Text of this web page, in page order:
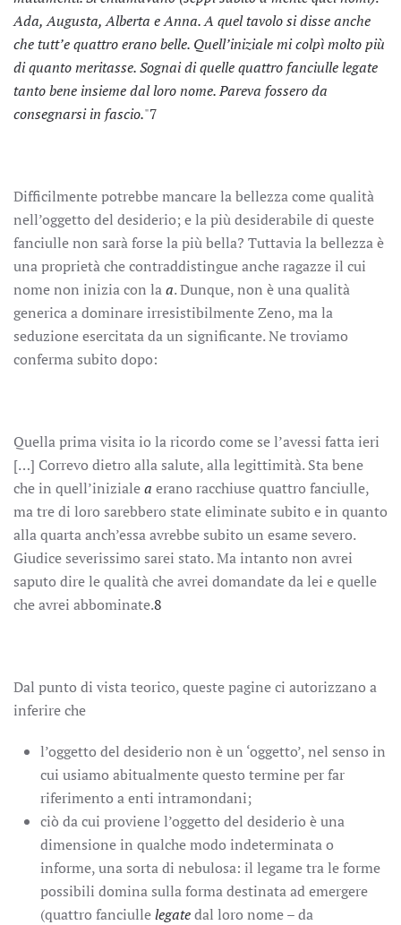
Ada, Augusta, Alberta e Anna. A quel tavolo si disse anche
che tutt’e quattro erano belle. Quell’iniziale mi colpì molto più
di quanto meritasse. Sognai di quelle quattro fanciulle legate
tanto bene insieme dal loro nome. Pareva fossero da
consegnarsi in fascio."7
Difficilmente potrebbe mancare la bellezza come qualità
nell’oggetto del desiderio; e la più desiderabile di queste
fanciulle non sarà forse la più bella? Tuttavia la bellezza è
una proprietà che contraddistingue anche ragazze il cui
nome non inizia con laa. Dunque, non è una qualità
generica a dominare irresistibilmente Zeno, ma la
seduzione esercitata da un significante. Ne troviamo
conferma subito dopo:
Quella prima visita io la ricordo come se l’avessi fatta ieri
[…] Correvo dietro alla salute, alla legittimità. Sta bene
che in quell’inizialea erano racchiuse quattro fanciulle,
ma tre di loro sarebbero state eliminate subito e in quanto
alla quarta anch’essa avrebbe subito un esame severo.
Giudice severissimo sarei stato. Ma intanto non avrei
saputo dire le qualità che avrei domandate da lei e quelle
che avrei abbominate.8
Dal punto di vista teorico, queste pagine ci autorizzano a
inferire che
l’oggetto del desiderio non è un ‘oggetto’, nel senso in
cui usiamo abitualmente questo termine per far
riferimento a enti intramondani;
ciò da cui proviene l’oggetto del desiderio è una
dimensione in qualche modo indeterminata o
informe, una sorta di nebulosa: il legame tra le forme
possibili domina sulla forma destinata ad emergere
(quattro fanciullelegatedal loro nome – da